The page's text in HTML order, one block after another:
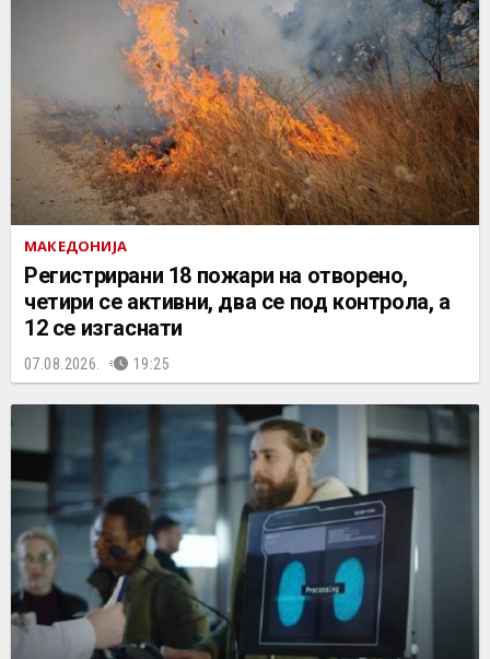
МАКЕДОНИЈА
Регистрирани 18 пожари на отворено,
четири се активни, два се под контрола, а
12 се изгаснати
07.08.2026. 19:25